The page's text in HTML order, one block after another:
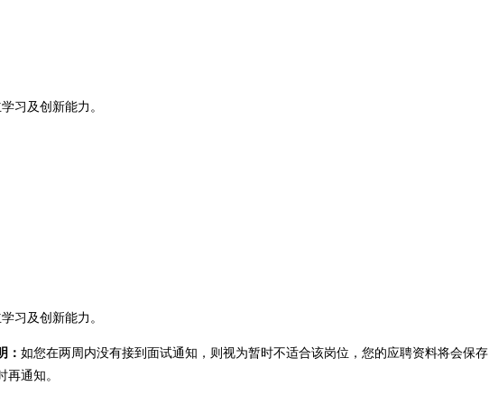
习及创新能力。
习及创新能力。
： 如您在两周内没有接到面试通知，则视为暂时不适合该岗位，您的应聘资料将会保存
通知。